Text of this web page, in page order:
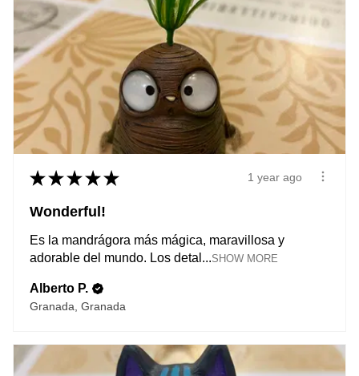
★ ★ ★ ★ ★ 1 year ago
Wonderful!
Es la mandrágora más mágica, maravillosa y
adorable del mundo. Los detal...SHOW MORE
Alberto P.
Granada, Granada